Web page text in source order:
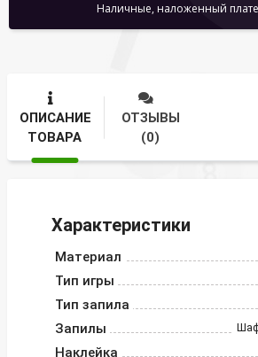
Наличные, наложенный
ОПИСАНИЕ
ТОВАРА
ОТЗЫВЫ
(0)
Характеристики
Материал
Тип игры
Тип запила
Запилы
Наклейка